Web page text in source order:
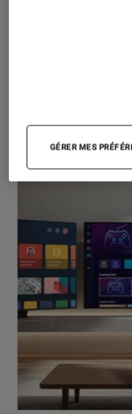
GÉRER MES